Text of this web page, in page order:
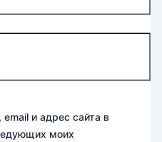
и адрес сайта в
моих